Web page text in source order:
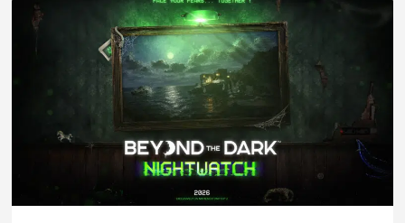
Nintendo Direct
Tests et previews
Tests de jeux
Tests d’accessoires